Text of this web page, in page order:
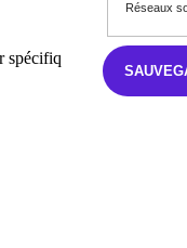
sur une large
Réseaux